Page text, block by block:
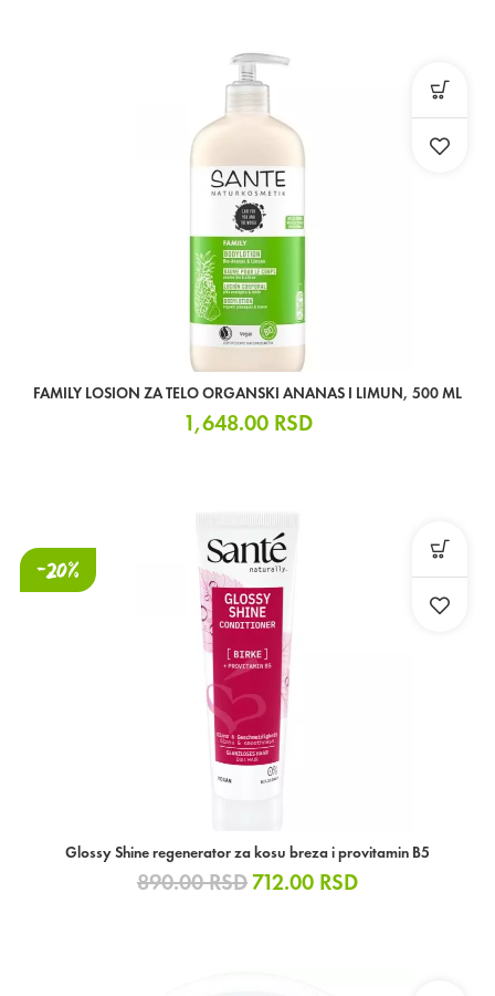
FAMILY LOSION ZA TELO ORGANSKI ANANAS I LIMUN, 500 ML
1,648.00 RSD
-20%
Glossy Shine regenerator za kosu breza i provitamin B5
890.00RSD712.00 RSD